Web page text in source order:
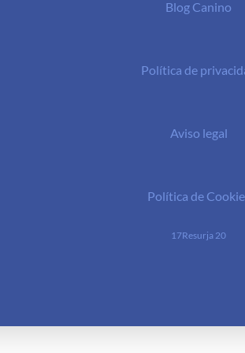
Blog Canino
Política de
Aviso legal
Política de
17Resurja 20